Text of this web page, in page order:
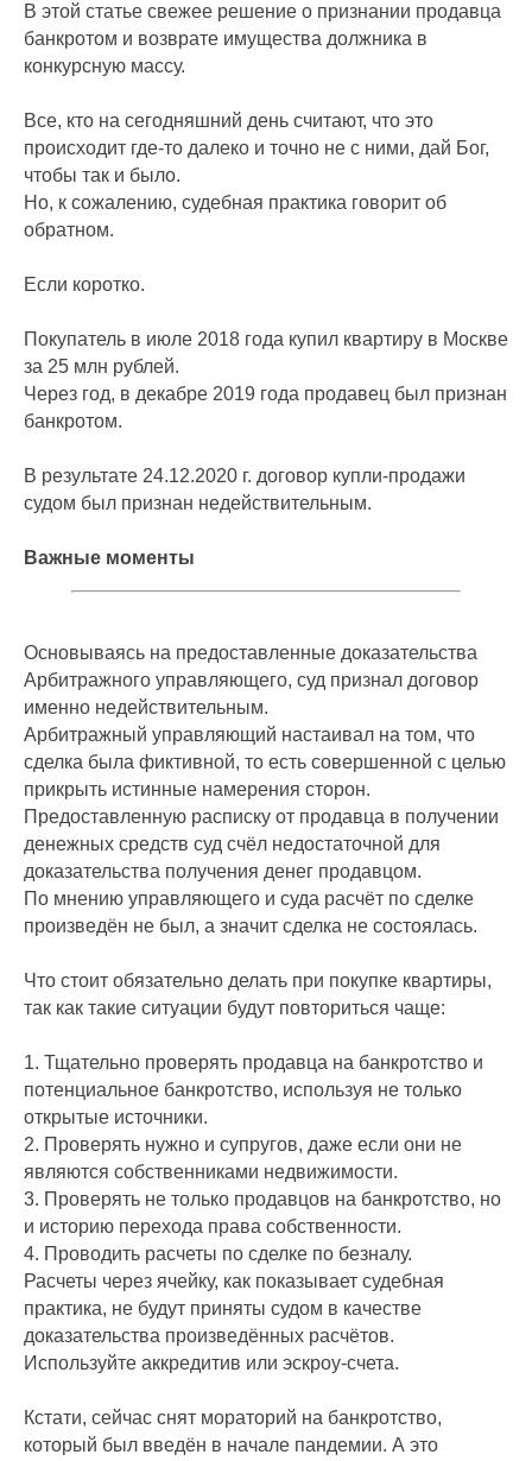
В этой статье свежее решение о признании продавца
банкротом и возврате имущества должника в
конкурсную массу.
Все, кто на сегодняшний день считают, что это
происходит где-то далеко и точно не с ними, дай Бог,
чтобы так и было.
Но, к сожалению, судебная практика говорит об
обратном.
Если коротко.
Покупатель в июле 2018 года купил квартиру в Москве
за 25 млн рублей.
Через год, в декабре 2019 года продавец был признан
банкротом.
В результате 24.12.2020 г. договор купли-продажи
судом был признан недействительным.
Важные моменты
Основываясь на предоставленные доказательства
Арбитражного управляющего, суд признал договор
именно недействительным.
Арбитражный управляющий настаивал на том, что
сделка была фиктивной, то есть совершенной с целью
прикрыть истинные намерения сторон.
Предоставленную расписку от продавца в получении
денежных средств суд счёл недостаточной для
доказательства получения денег продавцом.
По мнению управляющего и суда расчёт по сделке
произведён не был, а значит сделка не состоялась.
Что стоит обязательно делать при покупке квартиры,
так как такие ситуации будут повториться чаще:
1. Тщательно проверять продавца на банкротство и
потенциальное банкротство, используя не только
открытые источники.
2. Проверять нужно и супругов, даже если они не
являются собственниками недвижимости.
3. Проверять не только продавцов на банкротство, но
и историю перехода права собственности.
4. Проводить расчеты по сделке по безналу.
Расчеты через ячейку, как показывает судебная
практика, не будут приняты судом в качестве
доказательства произведённых расчётов.
Используйте аккредитив или эскроу-счета.
Кстати, сейчас снят мораторий на банкротство,
который был введён в начале пандемии. А это